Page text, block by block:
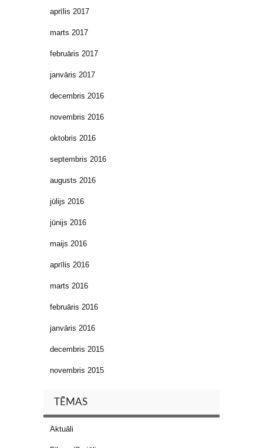
aprīlis 2017
marts 2017
februāris 2017
janvāris 2017
decembris 2016
novembris 2016
oktobris 2016
septembris 2016
augusts 2016
jūlijs 2016
jūnijs 2016
maijs 2016
aprīlis 2016
marts 2016
februāris 2016
janvāris 2016
decembris 2015
novembris 2015
TĒMAS
Aktuāli